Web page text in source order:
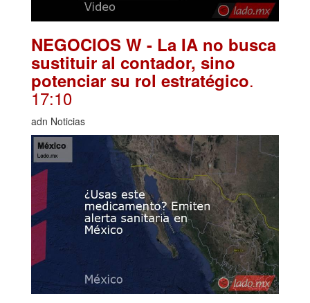
NEGOCIOS W - La IA no busca
sustituir al contador, sino
potenciar su rol estratégico.
17:10
adn Noticias